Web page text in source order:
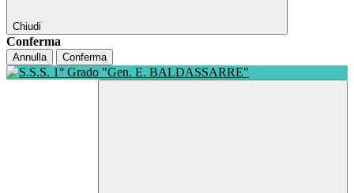
Chiudi
Conferma
Annulla Conferma